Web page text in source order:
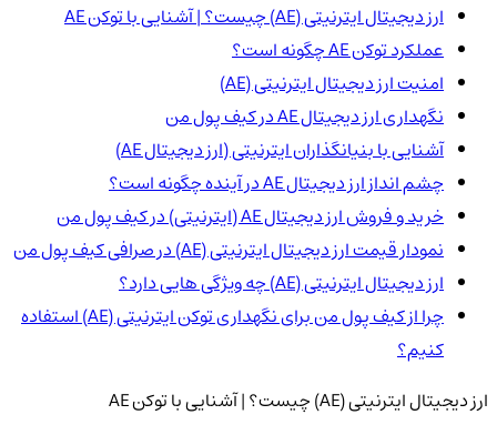
ارز دیجیتال ایترنیتی (AE) چیست؟ | آشنایی با توکن AE
عملکرد توکن AE چگونه است؟
امنیت ارز دیجیتال ایترنیتی (AE)
نگهداری ارز دیجیتال AE در کیف پول من
آشنایی با بنیانگذاران ایترنیتی (ارز دیجیتال AE)
چشم انداز ارز دیجیتال AE در آینده چگونه است؟
خرید و فروش ارز دیجیتال AE (ایترنیتی) در کیف پول من
نمودار قیمت ارز دیجیتال ایترنیتی (AE) در صرافی کیف پول من
ارز دیجیتال ایترنیتی (AE) چه ویژگی هایی دارد؟
چرا از کیف پول من برای نگهداری توکن ایترنیتی (AE) استفاده
کنیم؟
ارز دیجیتال ایترنیتی (AE) چیست؟ | آشنایی با توکن AE